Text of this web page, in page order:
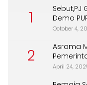
1
Sebut,PJ
Demo
October 4,
2
Asrama
DPA
April 24,